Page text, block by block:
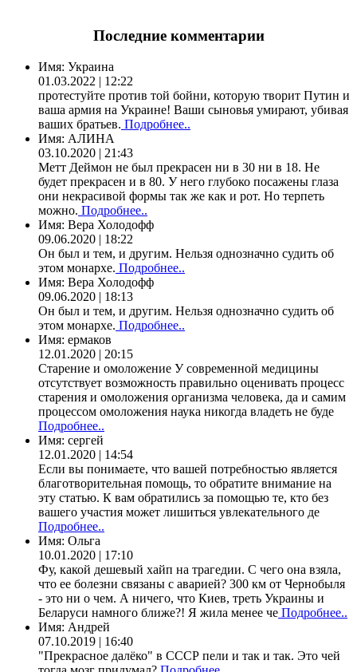
Последние комментарии
Имя: Украина
01.03.2022 | 12:22
протестуйте против той бойни, которую творит Путин и
ваша армия на Украине! Ваши сыновья умирают, убивая
ваших братьев. Подробнее..
Имя: АЛИНА
03.10.2020 | 21:43
Метт Деймон не был прекрасен ни в 30 ни в 18. Не
будет прекрасен и в 80. У него глубоко посажены глаза
они некрасивой формы так же как и рот. Но терпеть
можно. Подробнее..
Имя: Вера Холодофф
09.06.2020 | 18:22
Он был и тем, и другим. Нельзя однозначно судить об
этом монархе. Подробнее..
Имя: Вера Холодофф
09.06.2020 | 18:13
Он был и тем, и другим. Нельзя однозначно судить об
этом монархе. Подробнее..
Имя: ермаков
12.01.2020 | 20:15
Старение и омоложение У современной медицины
отсутствует возможность правильно оценивать процесс
старения и омоложения организма человека, да и самим
процессом омоложения наука никогда владеть не буде
Подробнее..
Имя: сергей
12.01.2020 | 14:54
Если вы понимаете, что вашей потребностью является
благотворительная помощь, то обратите внимание на
эту статью. К вам обратились за помощью те, кто без
вашего участия может лишиться увлекательного де
Подробнее..
Имя: Ольга
10.01.2020 | 17:10
Фу, какой дешевый хайп на трагедии. С чего она взяла,
что ее болезни связаны с аварией? 300 км от Чернобыля
- это ни о чем. А ничего, что Киев, треть Украины и
Беларуси намного ближе?! Я жила менее че Подробнее..
Имя: Андрей
07.10.2019 | 16:40
"Прекрасное далёко" в СССР пели и так и так. Это чей